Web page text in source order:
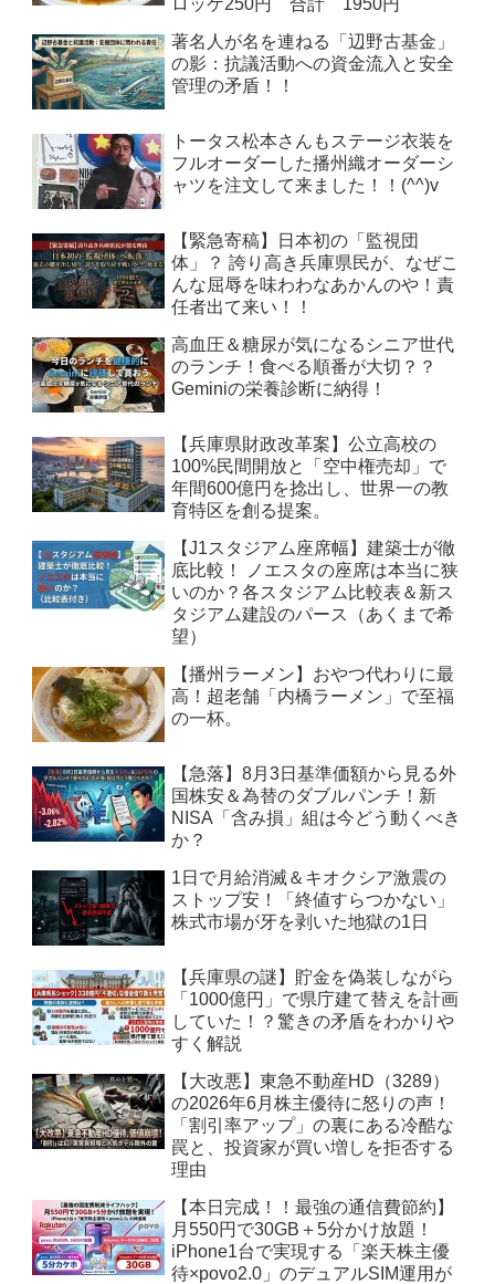
著名人が名を連ねる「辺野古基金」
の影：抗議活動への資金流入と安全
管理の矛盾！！
トータス松本さんもステージ衣装を
フルオーダーした播州織オーダーシ
ャツを注文して来ました！！(^^)v
【緊急寄稿】日本初の「監視団
体」？ 誇り高き兵庫県民が、なぜこ
んな屈辱を味わわなあかんのや！責
任者出て来い！！
高血圧＆糖尿が気になるシニア世代
のランチ！食べる順番が大切？？
Geminiの栄養診断に納得！
【兵庫県財政改革案】公立高校の
100%民間開放と「空中権売却」で
年間600億円を捻出し、世界一の教
育特区を創る提案。
【J1スタジアム座席幅】建築士が徹
底比較！ ノエスタの座席は本当に狭
いのか？各スタジアム比較表＆新ス
タジアム建設のパース（あくまで希
望）
【播州ラーメン】おやつ代わりに最
高！超老舗「内橋ラーメン」で至福
の一杯。
【急落】8月3日基準価額から見る外
国株安＆為替のダブルパンチ！新
NISA「含み損」組は今どう動くべき
か？
1日で月給消滅＆キオクシア激震の
ストップ安！「終値すらつかない」
株式市場が牙を剥いた地獄の1日
【兵庫県の謎】貯金を偽装しながら
「1000億円」で県庁建て替えを計画
していた！？驚きの矛盾をわかりや
すく解説
【大改悪】東急不動産HD（3289）
の2026年6月株主優待に怒りの声！
「割引率アップ」の裏にある冷酷な
罠と、投資家が買い増しを拒否する
理由
【本日完成！！最強の通信費節約】
月550円で30GB＋5分かけ放題！
iPhone1台で実現する「楽天株主優
待×povo2.0」のデュアルSIM運用が